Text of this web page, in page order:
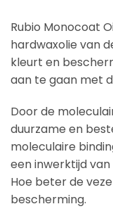
Rubio Monocoat
hardwaxolie van
kleurt en
aan te gaan met
Door de
duurzame en
moleculaire
een inwerktijd
Hoe beter de
bescherming.